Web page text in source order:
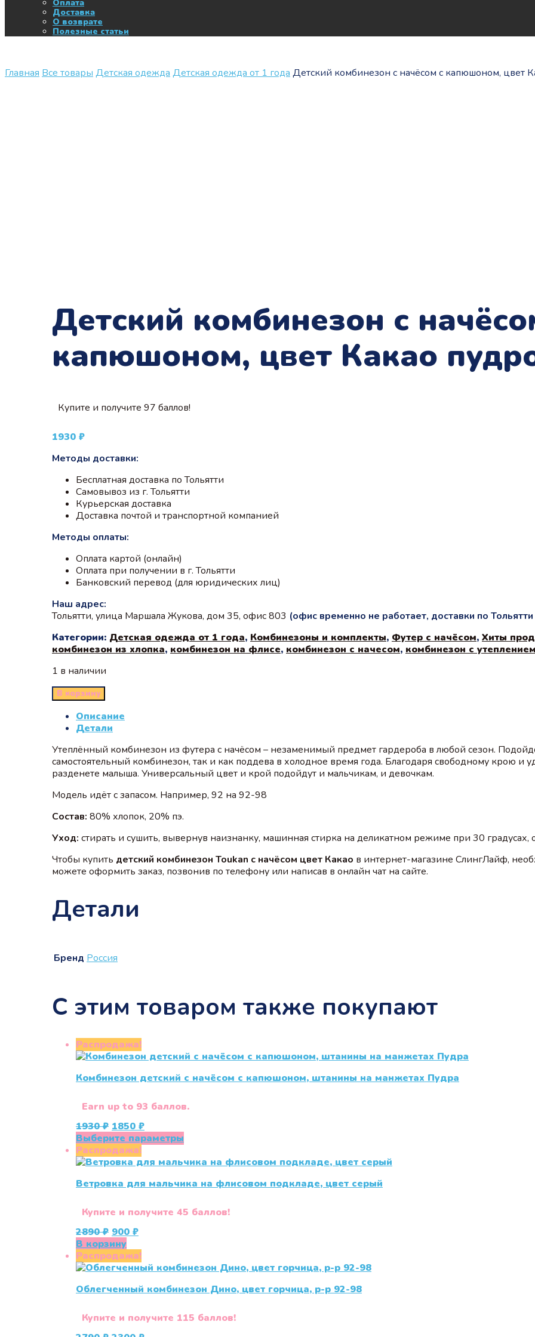
Оплата
Доставка
О возврате
Полезные статьи
Главная Все товары Детская одежда Детская одежда от 1 года Детский комбинезон с начёсом с капюшоном, цвет
Детский комбинезон с
капюшоном, цвет Какао
Купите и получите 97 баллов!
1930 ₽
Методы доставки:
Бесплатная доставка по Тольятти
Самовывоз из г. Тольятти
Курьерская доставка
Доставка почтой и транспортной компанией
Методы оплаты:
Оплата картой (онлайн)
Оплата при получении в г. Тольятти
Банковский перевод (для юридических лиц)
Наш адрес:
Тольятти, улица Маршала Жукова, дом 35, офис 803 (офис временно не работает, доставки по
Категории: Детская одежда от 1 года, Комбинезоны и комплекты, Футер с начёсом, Хиты
комбинезон из хлопка, комбинезон на флисе, комбинезон с начесом, комбинезон с утеплением
1 в наличии
В корзину
Описание
Детали
Утеплённый комбинезон из футера с начёсом – незаменимый предмет гардероба в любой сезон.
самостоятельный комбинезон, так и как поддева в холодное время года. Благодаря свободному крою и
разденете малыша. Универсальный цвет и крой подойдут и мальчикам, и девочкам.
Модель идёт с запасом. Например, 92 на 92-98
Состав: 80% хлопок, 20% пэ.
Уход: стирать и сушить, вывернув наизнанку, машинная стирка на деликатном режиме при 30
Чтобы купить детский комбинезон Toukan с начёсом цвет Какао в интернет-магазине СлингЛайф,
можете оформить заказ, позвонив по телефону или написав в онлайн чат на сайте.
Детали
Бренд Россия
С этим товаром также покупают
Распродажа!
Комбинезон детский с начёсом с капюшоном, штанины на манжетах Пудра
Earn up to 93 баллов.
1930₽ Первоначальная
цена
составляла
1930 ₽.
1850₽Текущая
цена:
Выберите параметры
имеет
вариаций.
можно
Распродажа!
Ветровка для мальчика на флисовом подкладе, цвет серый
Купите и получите 45 баллов!
2890₽ Первоначальная
цена
составляла
2890 ₽.
900₽Текущая
900 ₽.
В корзину
Распродажа!
Облегченный комбинезон Дино, цвет горчица, р-р 92-98
Купите и получите 115 баллов!